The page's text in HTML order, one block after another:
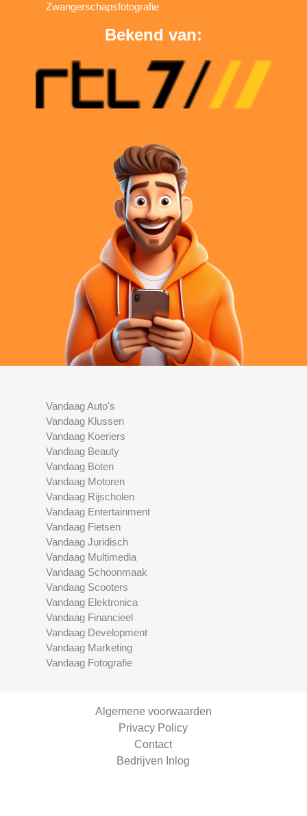
Zwangerschapsfotografie
Bekend van:
Vandaag Auto's
Vandaag Klussen
Vandaag Koeriers
Vandaag Beauty
Vandaag Boten
Vandaag Motoren
Vandaag Rijscholen
Vandaag Entertainment
Vandaag Fietsen
Vandaag Juridisch
Vandaag Multimedia
Vandaag Schoonmaak
Vandaag Scooters
Vandaag Elektronica
Vandaag Financieel
Vandaag Development
Vandaag Marketing
Vandaag Fotografie
Algemene voorwaarden
Privacy Policy
Contact
Bedrijven Inlog